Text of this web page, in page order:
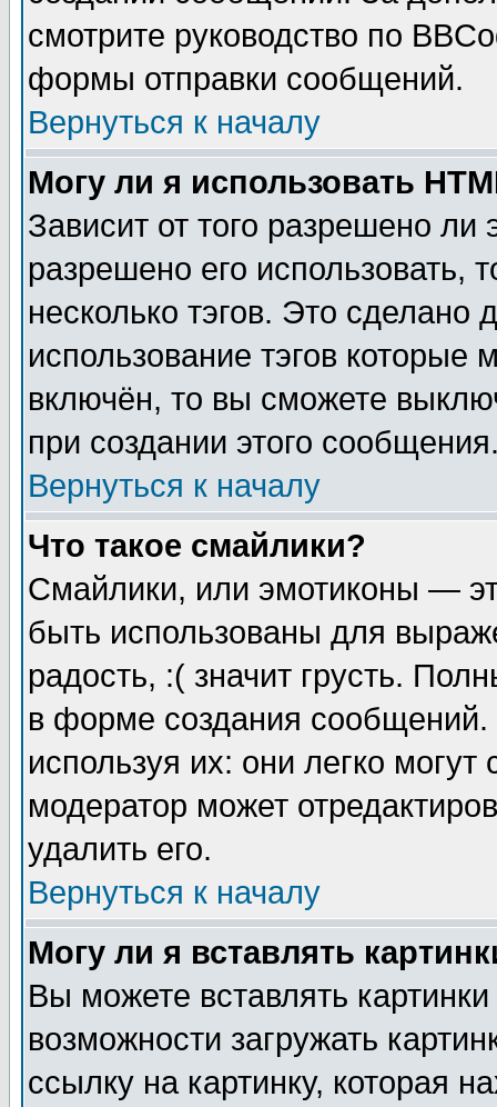
смотрите руководство по
формы отправки сообщений.
Вернуться к началу
Могу ли я использовать
Зависит от того разрешено
разрешено его использовать,
несколько тэгов. Это сделано
использование тэгов
включён, то вы сможете
при создании этого
Вернуться к началу
Что такое смайлики?
Смайлики, или эмотиконы —
быть использованы для
радость, :( значит грусть.
в форме создания сообщений.
используя их: они легко
модератор может
удалить его.
Вернуться к началу
Могу ли я вставлять
Вы можете вставлять
возможности загружать
ссылку на картинку, которая